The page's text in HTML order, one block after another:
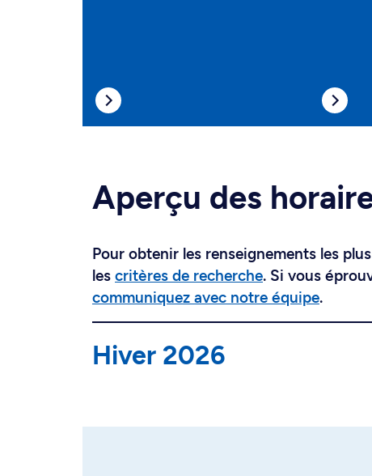
Aperçu des
Pour obtenir les renseignements les
les critères de recherche. Si vous
communiquez avec notre équipe.
Hiver 2026